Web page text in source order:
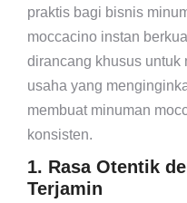
praktis bagi bisnis
moccacino instan
dirancang khusus untuk
usaha yang
membuat minuman
konsisten.
1. Rasa Otentik
Terjamin